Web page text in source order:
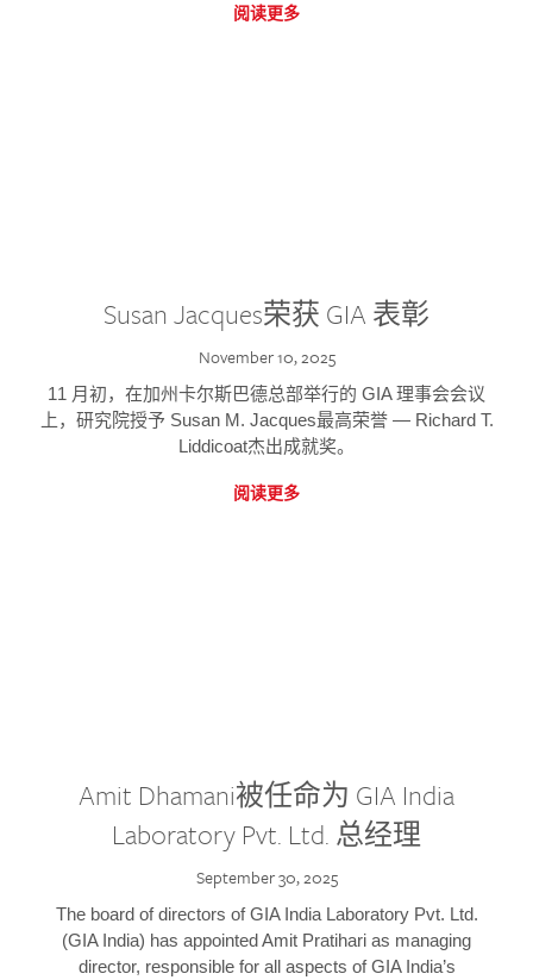
阅读更多
Susan Jacques荣获 GIA 表彰
November 10, 2025
11 月初，在加州卡尔斯巴德总部举行的 GIA 理事会会议
上，研究院授予 Susan M. Jacques最高荣誉 — Richard T.
Liddicoat杰出成就奖。
阅读更多
Amit Dhamani被任命为 GIA India
Laboratory Pvt. Ltd. 总经理
September 30, 2025
The board of directors of GIA India Laboratory Pvt. Ltd.
(GIA India) has appointed Amit Pratihari as managing
director, responsible for all aspects of GIA India’s